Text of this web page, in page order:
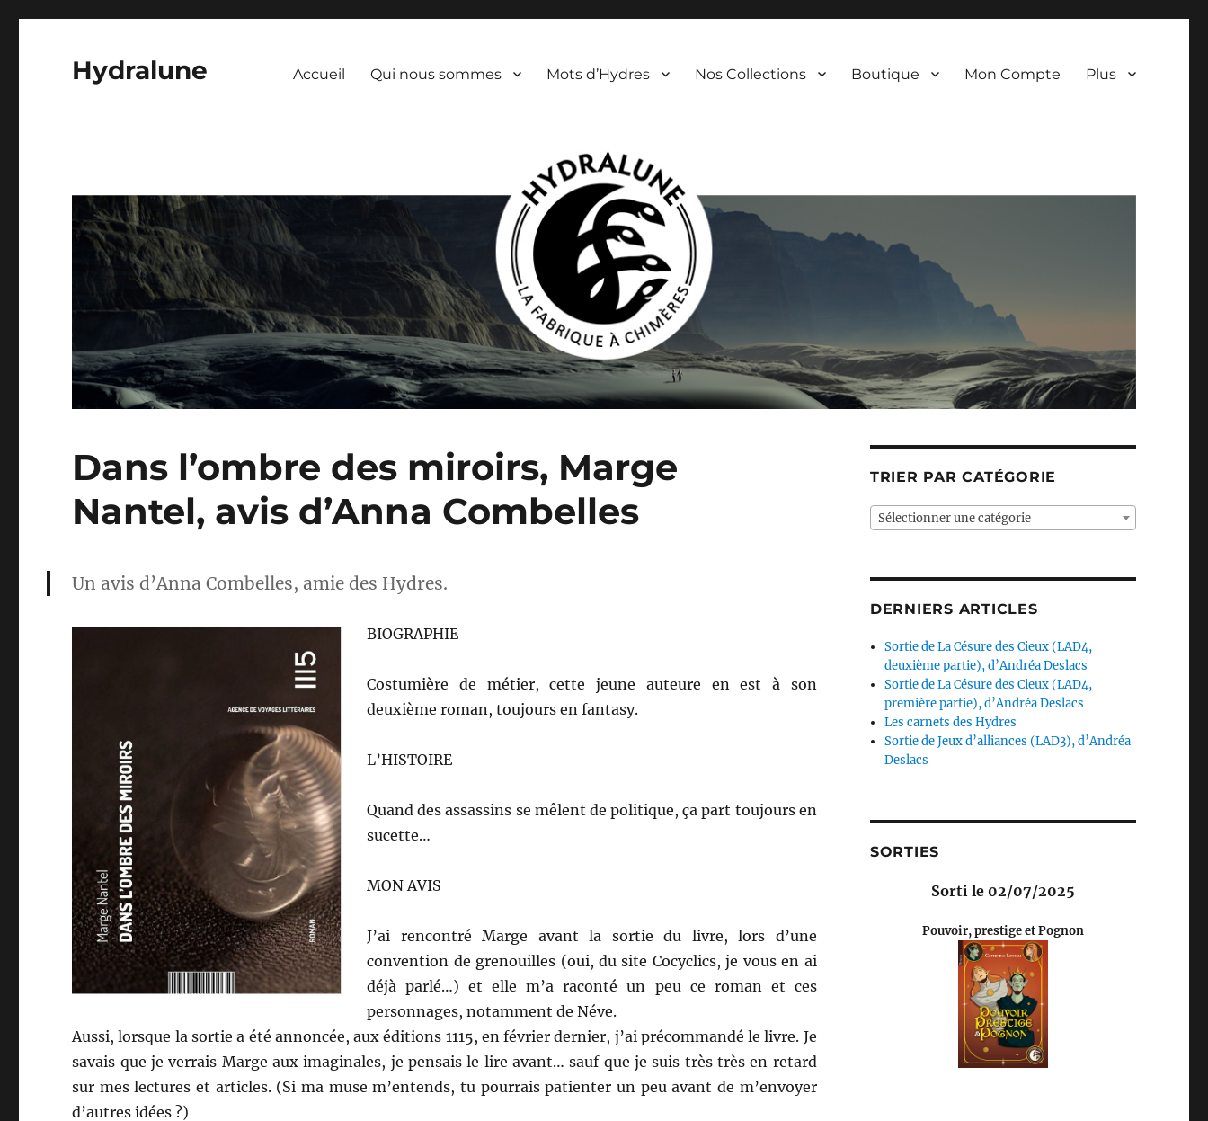
Hydralune Accueil Qui nous sommes Mots d’Hydres Nos Collections Boutique Mon Compte Plus
Dans l’ombre des miroirs, Marge
Nantel, avis d’Anna Combelles
Un avis d’Anna Combelles, amie des Hydres.
BIOGRAPHIE
Costumière de métier, cette jeune auteure en est à son
deuxième roman, toujours en fantasy.
L’HISTOIRE
Quand des assassins se mêlent de politique, ça part toujours en
sucette…
MON AVIS
J’ai rencontré Marge avant la sortie du livre, lors d’une
convention de grenouilles (oui, du site Cocyclics, je vous en ai
déjà parlé…) et elle m’a raconté un peu ce roman et ces
personnages, notamment de Néve.
Aussi, lorsque la sortie a été annoncée, aux éditions 1115, en février dernier, j’ai précommandé le livre. Je
savais que je verrais Marge aux imaginales, je pensais le lire avant… sauf que je suis très très en retard
sur mes lectures et articles. (Si ma muse m’entends, tu pourrais patienter un peu avant de m’envoyer
d’autres idées ?)
TRIER PAR CATÉGORIE
Sélectionner une catégorie
DERNIERS ARTICLES
Sortie de La Césure des Cieux (LAD4,
deuxième partie), d’Andréa Deslacs
Sortie de La Césure des Cieux (LAD4,
première partie), d’Andréa Deslacs
Les carnets des Hydres
Sortie de Jeux d’alliances (LAD3), d’Andréa
Deslacs
SORTIES
Sorti le 02/07/2025
Pouvoir, prestige et Pognon